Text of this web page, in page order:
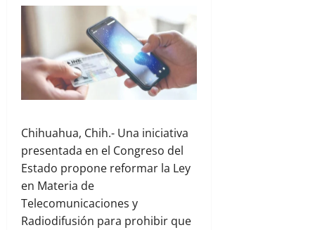
Chihuahua, Chih.- Una iniciativa
presentada en el Congreso del
Estado propone reformar la Ley
en Materia de
Telecomunicaciones y
Radiodifusión para prohibir que